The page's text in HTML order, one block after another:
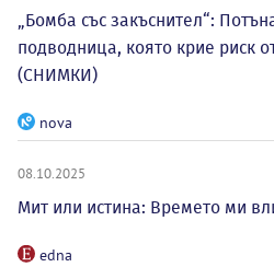
„Бомба със закъснител“:
подводница, която крие риск
(СНИМКИ)
nova
08.10.2025
Мит или истина: Времето ми
edna